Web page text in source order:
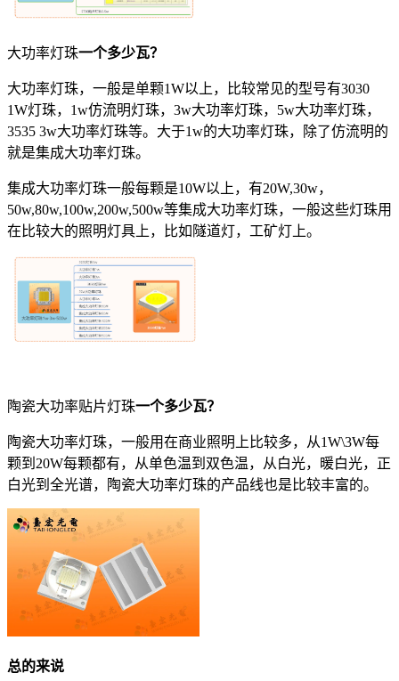
大功率灯珠一个多少瓦？
大功率灯珠，一般是单颗1W以上，比较常见的型号有3030
1W灯珠，1w仿流明灯珠，3w大功率灯珠，5w大功率灯珠，
3535 3w大功率灯珠等。大于1w的大功率灯珠，除了仿流明的
就是集成大功率灯珠。
集成大功率灯珠一般每颗是10W以上，有20W,30w，
50w,80w,100w,200w,500w等集成大功率灯珠，一般这些灯珠用
在比较大的照明灯具上，比如隧道灯，工矿灯上。
陶瓷大功率贴片灯珠一个多少瓦？
陶瓷大功率灯珠，一般用在商业照明上比较多，从1W\3W每
颗到20W每颗都有，从单色温到双色温，从白光，暖白光，正
白光到全光谱，陶瓷大功率灯珠的产品线也是比较丰富的。
总的来说